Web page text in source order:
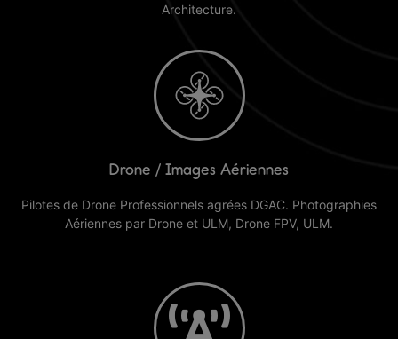
Architecture.
Photographe à Troyes
Découvrir nos services
Plus d'info
Drone / Images Aériennes
Pilotes de Drone Professionnels agrées DGAC. Photographies
Aériennes par Drone et ULM, Drone FPV, ULM.
Drone / Images Aériennes à Troyes